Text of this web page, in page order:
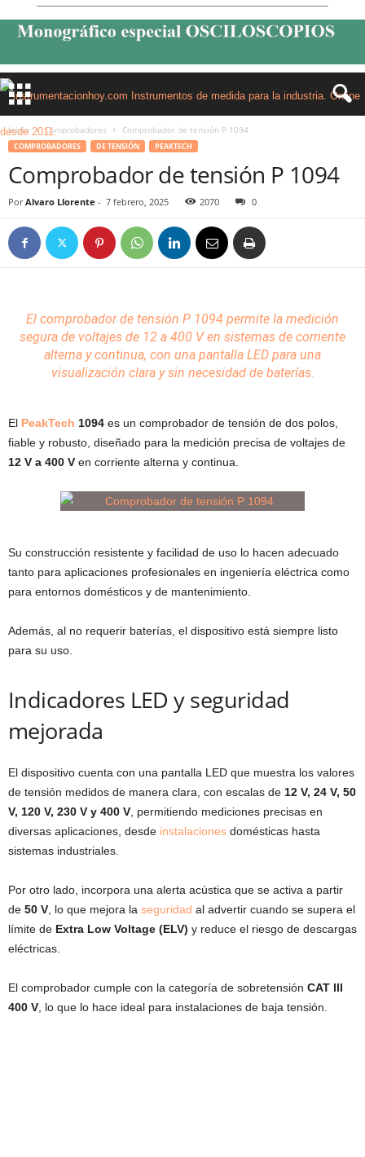
Inicio Comprobadores Comprobador de tensión P 1094
COMPROBADORES DE TENSIÓN PEAKTECH
Comprobador de tensión P 1094
Por Alvaro Llorente - 7 febrero, 2025 2070 0
El comprobadorde tensión P 1094 permite la medición
segura de voltajes de 12 a 400 V en sistemas de corriente
alterna y continua, con una pantalla LED para una
visualización clara y sin necesidad de baterías.
El PeakTech 1094 es un comprobador de tensión de dos polos,
fiable y robusto, diseñado para la medición precisa de voltajes de
12 V a 400 V en corriente alterna y continua.
Su construcción resistente y facilidad de uso lo hacen adecuado
tanto para aplicaciones profesionales en ingeniería eléctrica como
para entornos domésticos y de mantenimiento.
Además, al no requerir baterías, el dispositivo está siempre listo
para su uso.
Indicadores LED y seguridad
mejorada
El dispositivo cuenta con una pantalla LED que muestra los valores
de tensión medidos de manera clara, con escalas de 12 V, 24 V, 50
V, 120 V, 230 V y 400 V , permitiendo mediciones precisas en
diversas aplicaciones, desde instalaciones domésticas hasta
sistemas industriales.
Por otro lado, incorpora una alerta acústica que se activa a partir
de 50 V , lo que mejora la seguridad al advertir cuando se supera el
límite de Extra Low Voltage (ELV) y reduce el riesgo de descargas
eléctricas.
El comprobador cumple con la categoría de sobretensión CAT III
400 V , lo que lo hace ideal para instalaciones de baja tensión.